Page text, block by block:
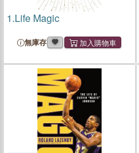
1.Life Magic
無庫存